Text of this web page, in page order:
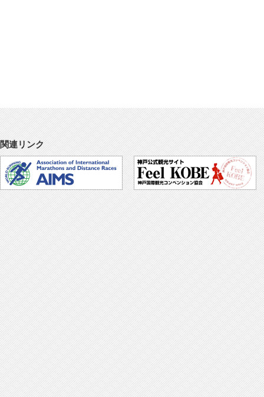
関連リンク